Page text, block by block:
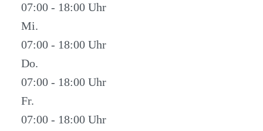
07:00 - 18:00
Mi.
07:00 - 18:00
Do.
07:00 - 18:00
Fr.
07:00 - 18:00